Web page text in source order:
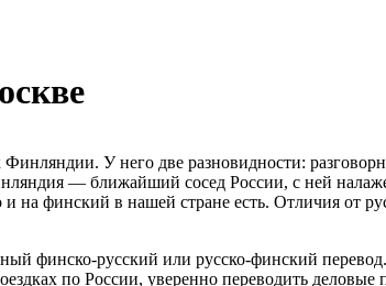
У него две разновидности:
— ближайший сосед России, с ней
финский в нашей стране есть. Отличия от
финско-русский или русско-финский
по России, уверенно переводить